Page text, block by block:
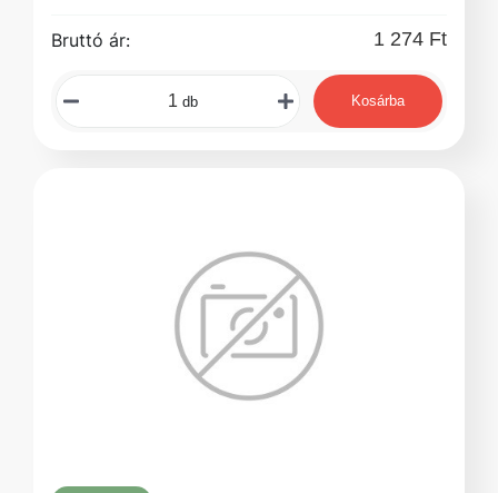
Bruttó ár: 1 274 Ft
db Kosárba